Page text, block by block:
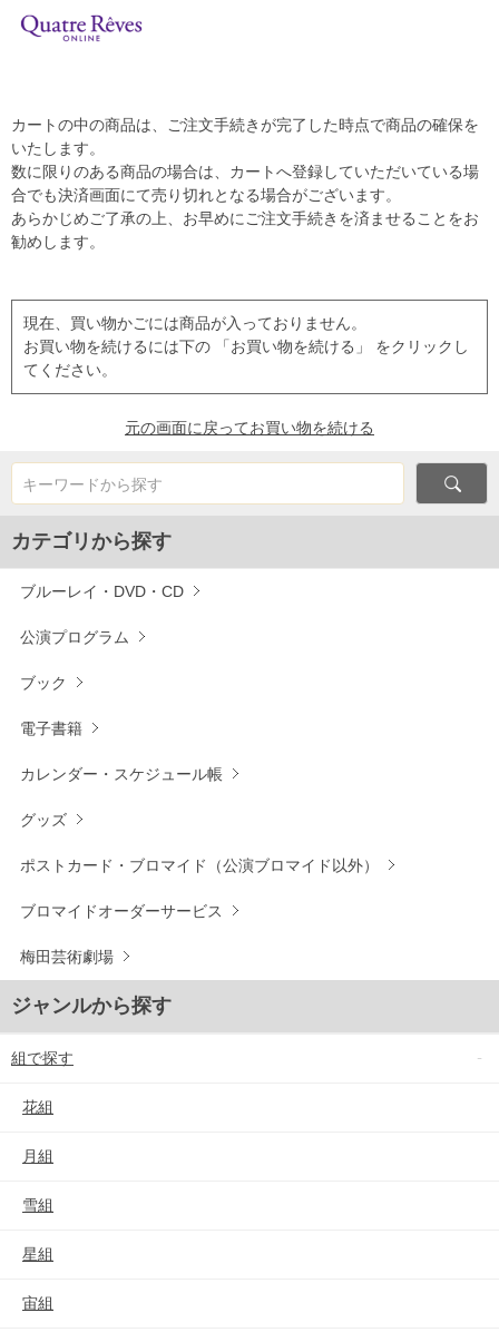
カートの中の商品は、ご注文手続きが完了した時点で商品の確保を
いたします。
数に限りのある商品の場合は、カートへ登録していただいている場
合でも決済画面にて売り切れとなる場合がございます。
あらかじめご了承の上、お早めにご注文手続きを済ませることをお
勧めします。
現在、買い物かごには商品が入っておりません。
お買い物を続けるには下の 「お買い物を続ける」 をクリックし
てください。
元の画面に戻ってお買い物を続ける
キーワードから探す
カテゴリから探す
ブルーレイ・DVD・CD
公演プログラム
ブック
電子書籍
カレンダー・スケジュール帳
グッズ
ポストカード・ブロマイド（公演ブロマイド以外）
ブロマイドオーダーサービス
梅田芸術劇場
ジャンルから探す
組で探す
花組
月組
雪組
星組
宙組